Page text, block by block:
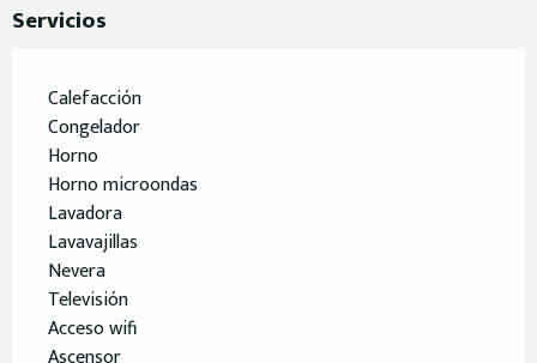
Servicios
Calefacción
Congelador
Horno
Horno microondas
Lavadora
Lavavajillas
Nevera
Televisión
Acceso wifi